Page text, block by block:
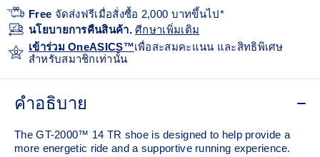
Free จัดส่งฟรีเมื่อสั่งซื้อ 2,000 บาทขึ้นไป*
นโยบายการคืนสินค้า.ศีกษาเพิ่มเติม
เข้าร่วม OneASICS™เพื่อสะสมคะแนน และสิทธิพิเศษ
สำหรับสมาชิกเท่านั้น
คำอธิบาย
The GT-2000™ 14 TR shoe is designed to help provide a
more energetic ride and a supportive running experience.